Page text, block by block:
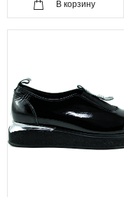
В корзину